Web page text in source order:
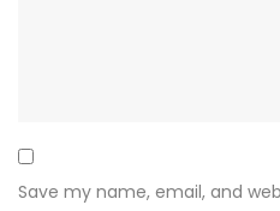
Save my name, email, and